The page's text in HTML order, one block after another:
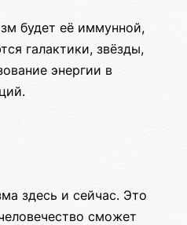
будет её иммунной,
галактики, звёзды,
энергии в
здесь и сейчас. Это
сможет